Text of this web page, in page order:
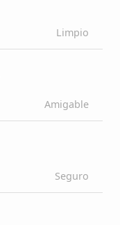
Limpio
Amigable
Seguro